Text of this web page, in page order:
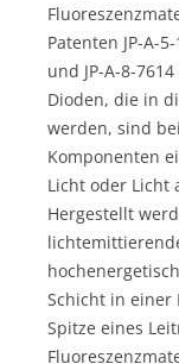
Patenten JP-A-
und JP-A-8-
Dioden, die in
werden, sind
Komponenten
Licht oder Licht
Hergestellt
Schicht in einer
Spitze eines